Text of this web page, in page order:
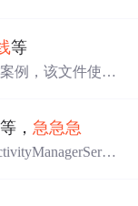
等
例，该文件使用
等， 急急急